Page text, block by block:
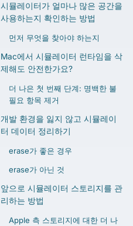
시뮬레이터가 얼마나 많은 공간을
사용하는지 확인하는 방법
먼저 무엇을 찾아야 하는지
Mac에서 시뮬레이터 런타임을 삭
제해도 안전한가요?
더 나은 첫 번째 단계: 명백한 불
필요 항목 제거
개발 환경을 잃지 않고 시뮬레이
터 데이터 정리하기
erase가 좋은 경우
erase가 아닌 것
앞으로 시뮬레이터 스토리지를 관
리하는 방법
Apple 측 스토리지에 대한 더 나